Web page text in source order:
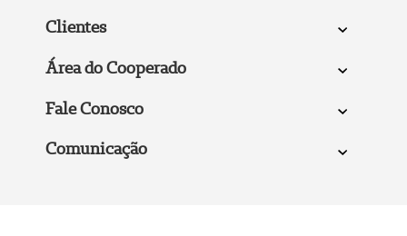
Clientes
Área do Cooperado
Fale Conosco
Comunicação